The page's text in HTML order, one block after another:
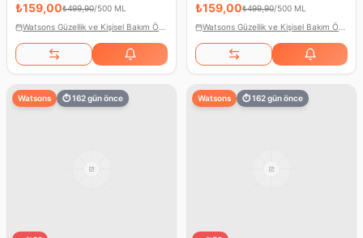
₺159,00₺499,90/500 ML
₺159,00₺499,90/500 ML
Watsons ⏱162gün önce Watsons ⏱162gün önce